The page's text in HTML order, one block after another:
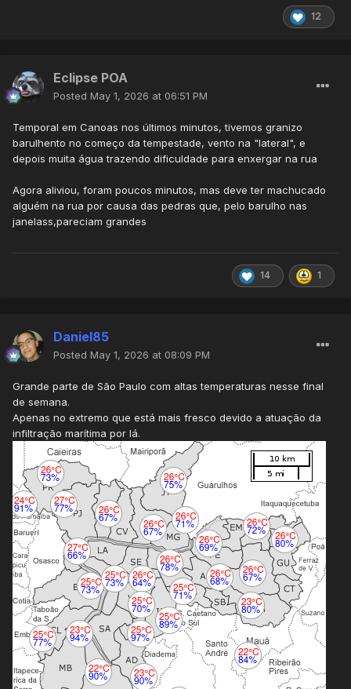
12
Eclipse POA
Posted May 1, 2026 at 06:51 PM
Temporal em Canoas nos últimos minutos, tivemos granizo
barulhento no começo da tempestade, vento na "lateral", e
depois muita água trazendo dificuldade para enxergar na rua
Agora aliviou, foram poucos minutos, mas deve ter machucado
alguém na rua por causa das pedras que, pelo barulho nas
janelass,pareciam grandes
14 1
Daniel85
Posted May 1, 2026 at 08:09 PM
Grande parte de São Paulo com altas temperaturas nesse final
de semana.
Apenas no extremo que está mais fresco devido a atuação da
infiltração marítima por lá.